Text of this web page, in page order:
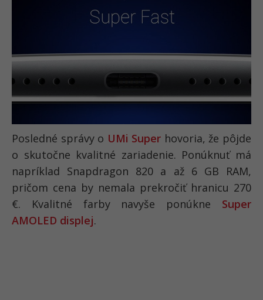
Posledné správy o UMi Super hovoria, že pôjde
o skutočne kvalitné zariadenie. Ponúknuť má
napríklad Snapdragon 820 a až 6 GB RAM,
pričom cena by nemala prekročiť hranicu 270
€. Kvalitné farby navyše ponúkne Super
AMOLED displej.